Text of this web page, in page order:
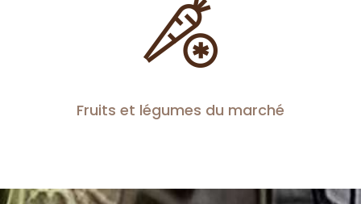
Fruits et légumes du marché